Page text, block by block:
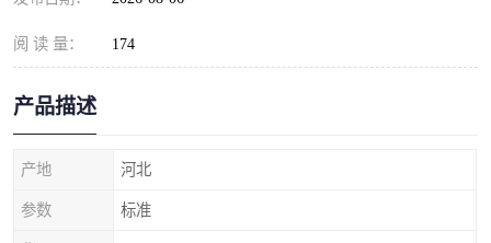
阅 读 量： 174
产品描述
产地 河北
参数 标准